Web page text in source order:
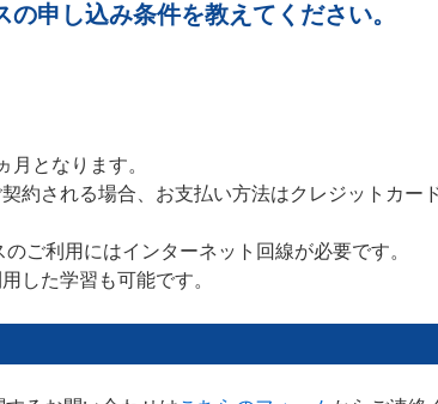
申し込み条件を教えてください。
月となります。
約される場合、お支払い方法はクレジットカー
ご利用にはインターネット回線が必要です。
した学習も可能です。